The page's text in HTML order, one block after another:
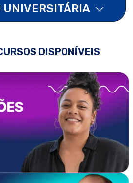
UNIVERSITÁRIA
DISPONÍVEIS